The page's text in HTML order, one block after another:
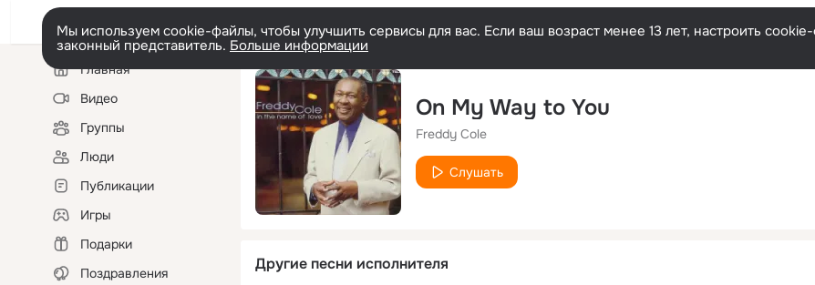
Мы используем cookie-файлы, чтобы улучшить сервисы для вас. Если ваш возраст менее 13 лет, настроить
законный представитель. Больше информации
Левая
колонкаГлавная
Видео
Группы
Люди
Публикации
Игры
Подарки
Поздравления
On My Way to You
Freddy Cole
Слушать
Другие песни исполнителя